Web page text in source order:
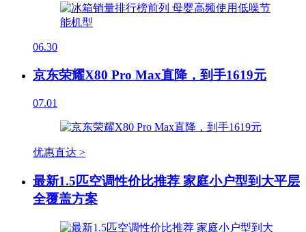
06.30
京东荣耀X80 Pro Max直降，到手1619元
07.01
优惠直达 >
最新1.5匹空调性价比推荐 家庭小户型到大平层
全覆盖方案